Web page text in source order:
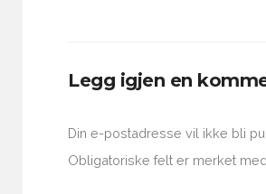
Legg igjen en
Din e-postadresse vil ikke bli
Obligatoriske felt er merket med